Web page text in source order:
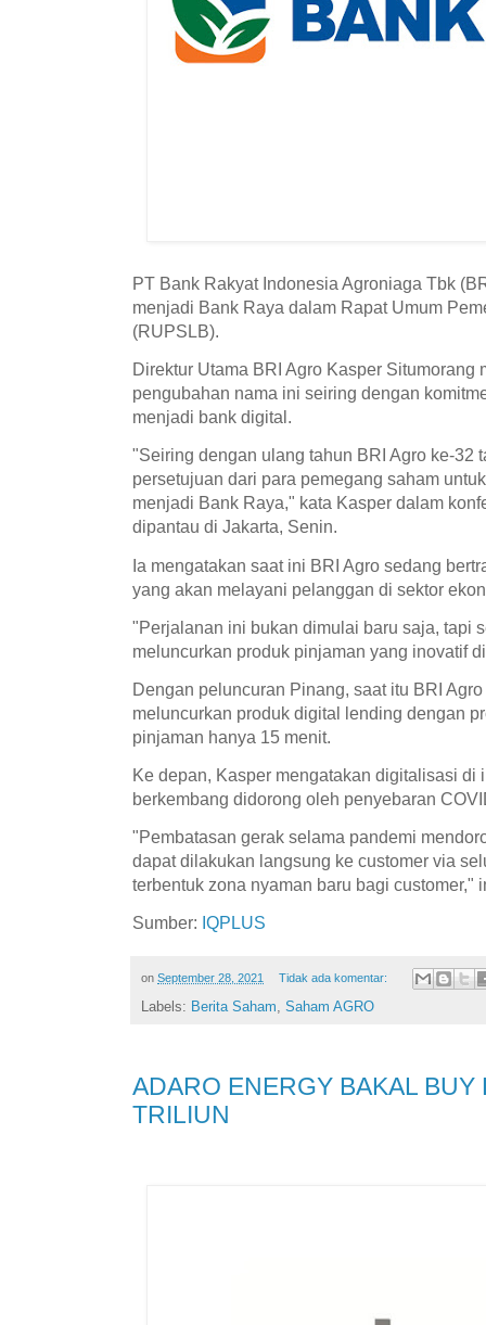
PT Bank Rakyat Indonesia Agroniaga Tbk
menjadi Bank Raya dalam Rapat Umum
(RUPSLB).
Direktur Utama BRI Agro Kasper Situmorang
pengubahan nama ini seiring dengan
menjadi bank digital.
"Seiring dengan ulang tahun BRI Agro ke-32
persetujuan dari para pemegang saham
menjadi Bank Raya," kata Kasper dalam
dipantau di Jakarta, Senin.
Ia mengatakan saat ini BRI Agro sedang
yang akan melayani pelanggan di sektor
"Perjalanan ini bukan dimulai baru saja, tapi
meluncurkan produk pinjaman yang inovatif
Dengan peluncuran Pinang, saat itu BRI
meluncurkan produk digital lending dengan
pinjaman hanya 15 menit.
Ke depan, Kasper mengatakan digitalisasi di
berkembang didorong oleh penyebaran
"Pembatasan gerak selama pandemi
dapat dilakukan langsung ke customer via
terbentuk zona nyaman baru bagi customer,"
Sumber: IQPLUS
on September 28, 2021 Tidak ada komentar:
Labels: Berita Saham Saham AGRO
ADARO ENERGY BAKAL BUY
TRILIUN